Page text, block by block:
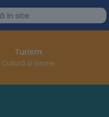
Turism
Cultură și Istorie